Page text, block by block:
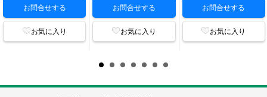
お問合せする
お気に入り
お問合せする
お気に入り
お問合せする
お気に入り